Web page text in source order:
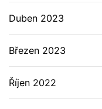
Duben 2023
Březen 2023
Říjen 2022